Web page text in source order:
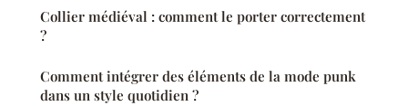
Collier médiéval : comment le porter correctement
?
Comment intégrer des éléments de la mode punk
dans un style quotidien ?